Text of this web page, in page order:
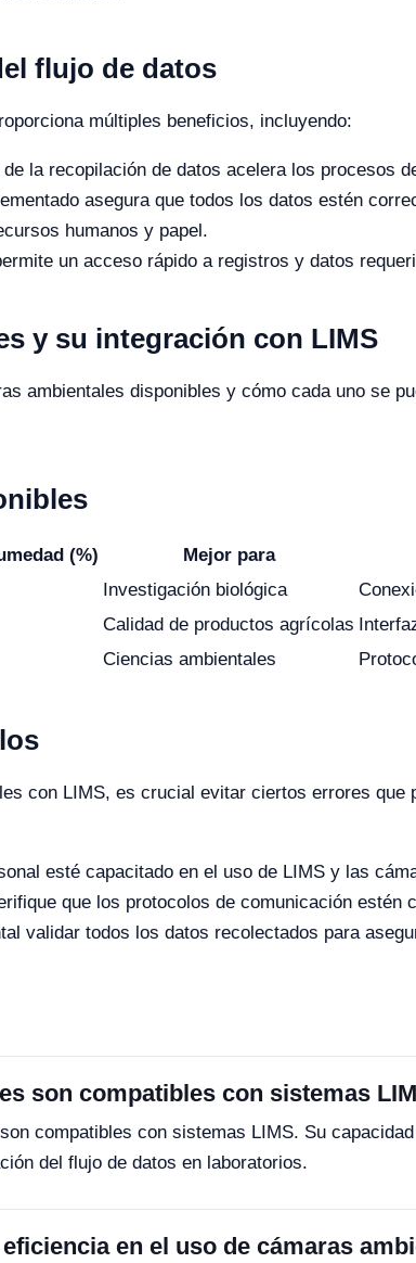
flujo de datos
múltiples beneficios, incluyendo:
la recopilación de datos acelera los procesos
asegura que todos los datos estén
humanos y papel.
un acceso rápido a registros y datos
y su integración con LIMS
ambientales disponibles y cómo cada uno se
(%) Mejor para
Investigación biológica
Calidad de productos agrícolas
Ciencias ambientales
con LIMS, es crucial evitar ciertos errores que
esté capacitado en el uso de LIMS y las
que los protocolos de comunicación estén
validar todos los datos recolectados para
son compatibles con sistemas
compatibles con sistemas LIMS. Su
del flujo de datos en laboratorios.
en el uso de cámaras